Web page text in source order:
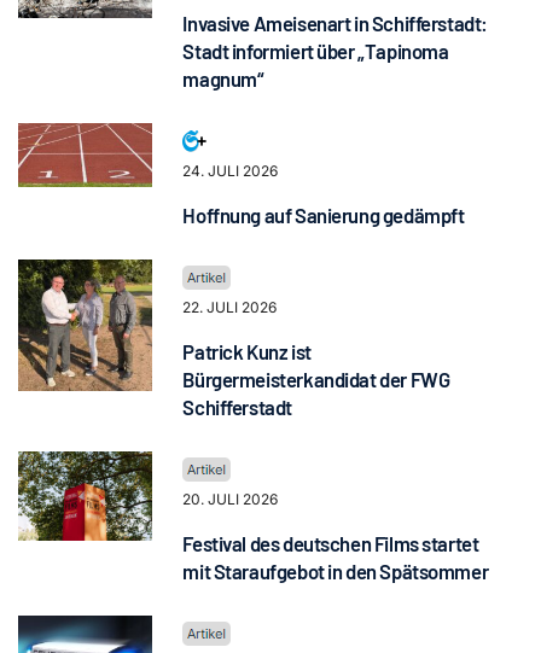
Invasive Ameisenart in Schifferstadt:
Stadt informiert über „Tapinoma
magnum“
24. JULI 2026
Hoffnung auf Sanierung gedämpft
22. JULI 2026
Patrick Kunz ist
Bürgermeisterkandidat der FWG
Schifferstadt
20. JULI 2026
Festival des deutschen Films startet
mit Staraufgebot in den Spätsommer